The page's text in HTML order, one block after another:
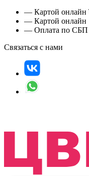
— Картой онлайн
— Картой онлайн
— Оплата по СБП
Связаться с нами